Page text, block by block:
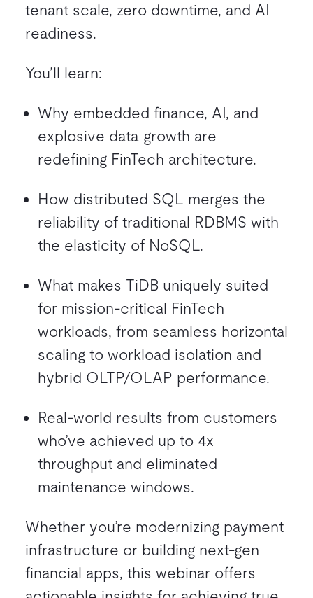
tenant scale, zero downtime, and AI
readiness.
You’ll learn:
Why embedded finance, AI, and
explosive data growth are
redefining FinTech architecture.
How distributed SQL merges the
reliability of traditional RDBMS with
the elasticity of NoSQL.
What makes TiDB uniquely suited
for mission-critical FinTech
workloads, from seamless horizontal
scaling to workload isolation and
hybrid OLTP/OLAP performance.
Real-world results from customers
who’ve achieved up to 4x
throughput and eliminated
maintenance windows.
Whether you’re modernizing payment
infrastructure or building next-gen
financial apps, this webinar offers